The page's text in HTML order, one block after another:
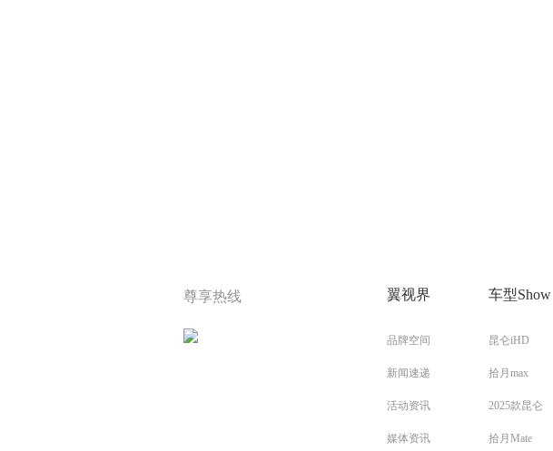
尊享热线 翼视界
品牌空间
新闻速递
活动资讯
媒体资讯
车型Show
昆仑iHD
拾月max
2025款昆仑
拾月Mate